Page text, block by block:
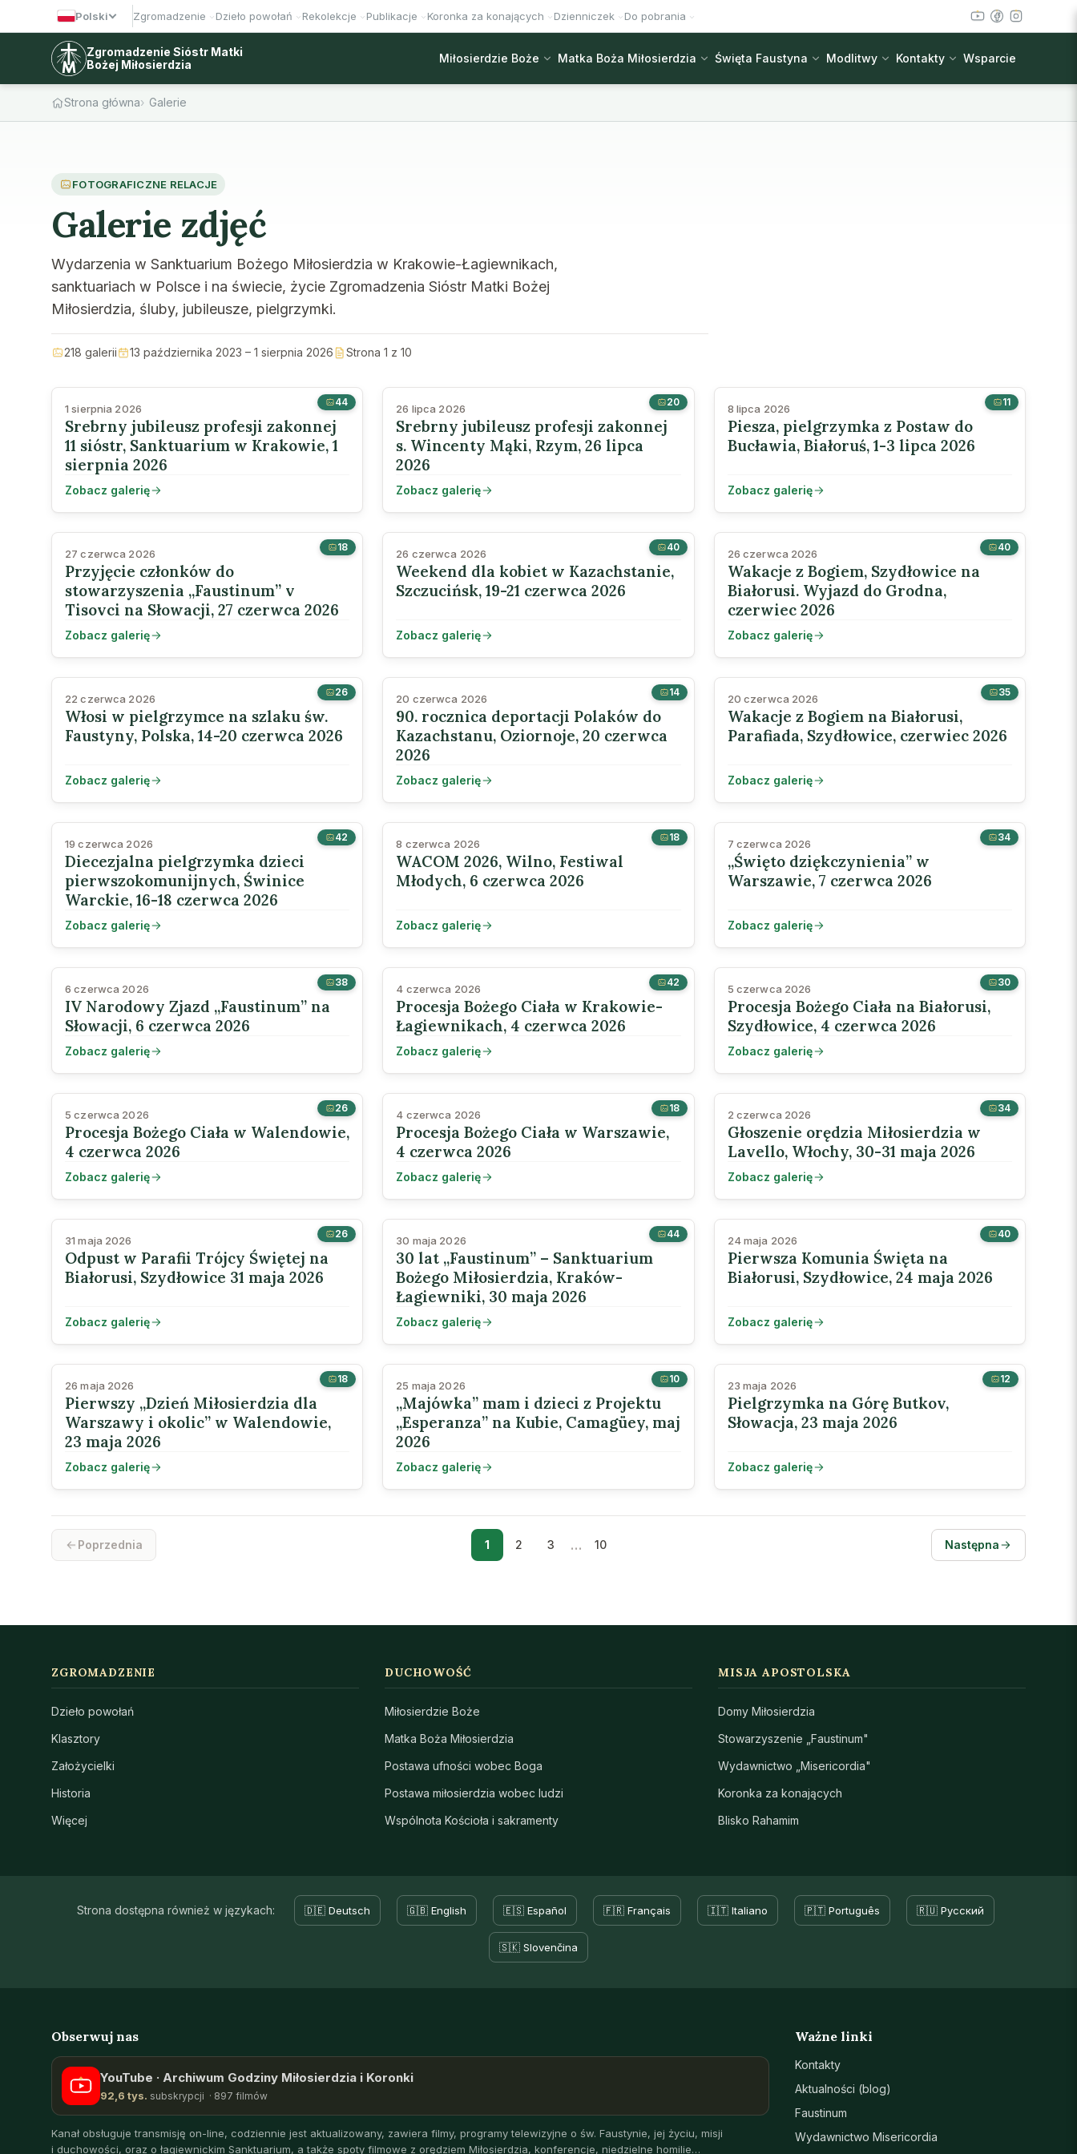
Polski Zgromadzenie Dzieło powołań Rekolekcje Publikacje Koronka za konających Dzienniczek Do pobrania
Zgromadzenie Sióstr Matki
Bożej Miłosierdzia
Miłosierdzie Boże Matka Boża Miłosierdzia Święta Faustyna Modlitwy Kontakty Wsparcie
Strona główna Galerie
FOTOGRAFICZNE RELACJE
Galerie zdjęć
Wydarzenia w Sanktuarium Bożego Miłosierdzia w Krakowie-Łagiewnikach,
sanktuariach w Polsce i na świecie, życie Zgromadzenia Sióstr Matki Bożej
Miłosierdzia, śluby, jubileusze, pielgrzymki.
218 galerii 13 października 2023 – 1 sierpnia 2026 Strona 1 z 10
44
1 sierpnia 2026
Srebrny jubileusz profesji zakonnej
11 sióstr, Sanktuarium w Krakowie, 1
sierpnia 2026
Zobacz galerię
20
26 lipca 2026
Srebrny jubileusz profesji zakonnej
s. Wincenty Mąki, Rzym, 26 lipca
2026
Zobacz galerię
11
8 lipca 2026
Piesza, pielgrzymka z Postaw do
Bucławia, Białoruś, 1-3 lipca 2026
Zobacz galerię
18
27 czerwca 2026
Przyjęcie członków do
stowarzyszenia „Faustinum” v
Tisovci na Słowacji, 27 czerwca 2026
Zobacz galerię
40
26 czerwca 2026
Weekend dla kobiet w Kazachstanie,
Szczucińsk, 19-21 czerwca 2026
Zobacz galerię
40
26 czerwca 2026
Wakacje z Bogiem, Szydłowice na
Białorusi. Wyjazd do Grodna,
czerwiec 2026
Zobacz galerię
26
22 czerwca 2026
Włosi w pielgrzymce na szlaku św.
Faustyny, Polska, 14-20 czerwca 2026
Zobacz galerię
14
20 czerwca 2026
90. rocznica deportacji Polaków do
Kazachstanu, Oziornoje, 20 czerwca
2026
Zobacz galerię
35
20 czerwca 2026
Wakacje z Bogiem na Białorusi,
Parafiada, Szydłowice, czerwiec 2026
Zobacz galerię
42
19 czerwca 2026
Diecezjalna pielgrzymka dzieci
pierwszokomunijnych, Świnice
Warckie, 16-18 czerwca 2026
Zobacz galerię
18
8 czerwca 2026
WACOM 2026, Wilno, Festiwal
Młodych, 6 czerwca 2026
Zobacz galerię
34
7 czerwca 2026
„Święto dziękczynienia” w
Warszawie, 7 czerwca 2026
Zobacz galerię
38
6 czerwca 2026
IV Narodowy Zjazd „Faustinum” na
Słowacji, 6 czerwca 2026
Zobacz galerię
42
4 czerwca 2026
Procesja Bożego Ciała w Krakowie-
Łagiewnikach, 4 czerwca 2026
Zobacz galerię
30
5 czerwca 2026
Procesja Bożego Ciała na Białorusi,
Szydłowice, 4 czerwca 2026
Zobacz galerię
26
5 czerwca 2026
Procesja Bożego Ciała w Walendowie,
4 czerwca 2026
Zobacz galerię
18
4 czerwca 2026
Procesja Bożego Ciała w Warszawie,
4 czerwca 2026
Zobacz galerię
34
2 czerwca 2026
Głoszenie orędzia Miłosierdzia w
Lavello, Włochy, 30-31 maja 2026
Zobacz galerię
26
31 maja 2026
Odpust w Parafii Trójcy Świętej na
Białorusi, Szydłowice 31 maja 2026
Zobacz galerię
44
30 maja 2026
30 lat „Faustinum” – Sanktuarium
Bożego Miłosierdzia, Kraków-
Łagiewniki, 30 maja 2026
Zobacz galerię
40
24 maja 2026
Pierwsza Komunia Święta na
Białorusi, Szydłowice, 24 maja 2026
Zobacz galerię
18
26 maja 2026
Pierwszy „Dzień Miłosierdzia dla
Warszawy i okolic” w Walendowie,
23 maja 2026
Zobacz galerię
10
25 maja 2026
„Majówka” mam i dzieci z Projektu
„Esperanza” na Kubie, Camagüey, maj
2026
Zobacz galerię
12
23 maja 2026
Pielgrzymka na Górę Butkov,
Słowacja, 23 maja 2026
Zobacz galerię
Poprzednia 1 2 3 … 10 Następna
ZGROMADZENIE
Dzieło powołań
Klasztory
Założycielki
Historia
Więcej
DUCHOWOŚĆ
Miłosierdzie Boże
Matka Boża Miłosierdzia
Postawa ufności wobec Boga
Postawa miłosierdzia wobec ludzi
Wspólnota Kościoła i sakramenty
MISJA APOSTOLSKA
Domy Miłosierdzia
Stowarzyszenie „Faustinum"
Wydawnictwo „Misericordia"
Koronka za konających
Blisko Rahamim
Strona dostępna również w językach: 🇩🇪 Deutsch 🇬🇧 English 🇪🇸 Español 🇫🇷 Français 🇮🇹 Italiano 🇵🇹 Português 🇷🇺 Русский
🇸🇰 Slovenčina
Obserwuj nas
YouTube · Archiwum Godziny Miłosierdzia i Koronki
92,6 tys. subskrypcji · 897 filmów
Kanał obsługuje transmisję on-line, codziennie jest aktualizowany, zawiera filmy, programy telewizyjne o św. Faustynie, jej życiu, misji
i duchowości, oraz o łagiewnickim Sanktuarium, a także spoty filmowe z orędziem Miłosierdzia, konferencje, niedzielne homilie…
Ważne linki
Kontakty
Aktualności (blog)
Faustinum
Wydawnictwo Misericordia